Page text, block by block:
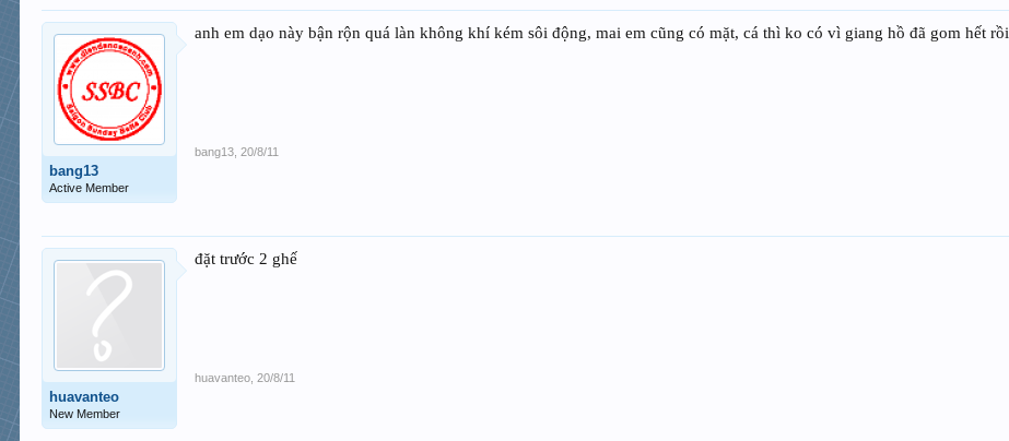
bang13
Active Member
anh em dạo này bận rộn quá làn không khí kém sôi động, mai em cũng có mặt, cá thì ko có vì giang hồ đã gom hết rồi
bang13 20/8/11
huavanteo
New Member
đặt trước 2 ghế
huavanteo 20/8/11